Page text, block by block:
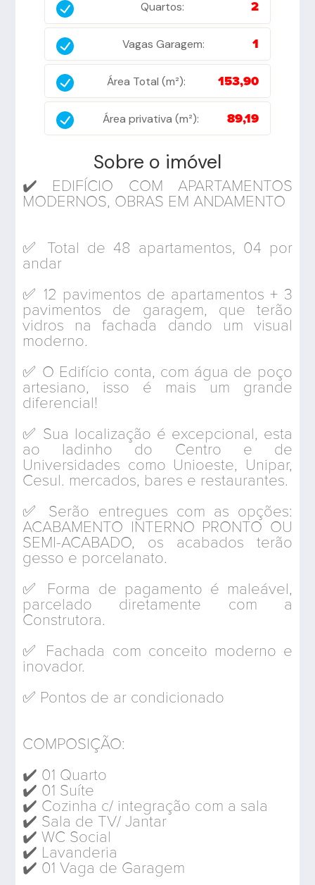
Quartos: 2
Vagas Garagem: 1
Área Total (m²): 153,90
Área privativa (m²): 89,19
Sobre o imóvel
✔️ EDIFÍCIO COM APARTAMENTOS
MODERNOS, OBRAS EM ANDAMENTO
✅ Total de 48 apartamentos, 04 por
andar
✅ 12 pavimentos de apartamentos + 3
pavimentos de garagem, que terão
vidros na fachada dando um visual
moderno.
✅ O Edifício conta, com água de poço
artesiano, isso é mais um grande
diferencial!
✅ Sua localização é excepcional, esta
ao ladinho do Centro e de
Universidades como Unioeste, Unipar,
Cesul. mercados, bares e restaurantes.
✅ Serão entregues com as opções:
ACABAMENTO INTERNO PRONTO OU
SEMI-ACABADO, os acabados terão
gesso e porcelanato.
✅ Forma de pagamento é maleável,
parcelado diretamente com a
Construtora.
✅ Fachada com conceito moderno e
inovador.
✅ Pontos de ar condicionado
COMPOSIÇÃO:
✔️ 01 Quarto
✔️ 01 Suíte
✔️ Cozinha c/ integração com a sala
✔️ Sala de TV/ Jantar
✔️ WC Social
✔️ Lavanderia
✔️ 01 Vaga de Garagem